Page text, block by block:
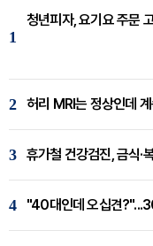
1
청년피자, 요기요 주문
2 허리 MRI는 정상인데
3 휴가철 건강검진, 금식·
4 "40대인데 오십견